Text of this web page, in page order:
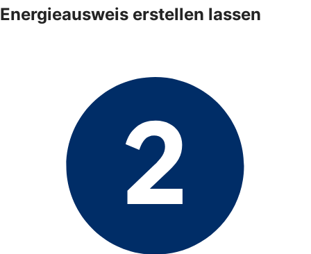
Energieausweis erstellen lassen